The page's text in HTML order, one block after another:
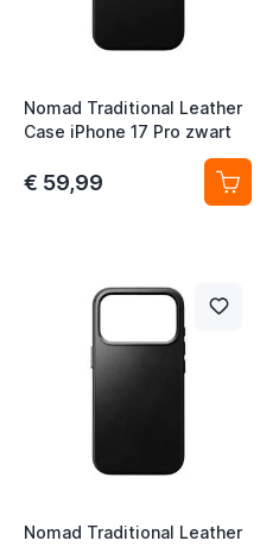
Nomad Traditional Leather
Case iPhone 17 Pro zwart
€ 59,99
Nomad Traditional Leather